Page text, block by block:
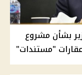
بشأن مشروع
"مستندات"